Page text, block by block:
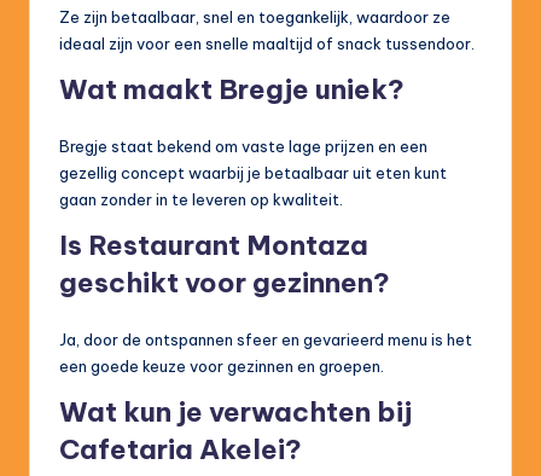
Ze zijn betaalbaar, snel en toegankelijk, waardoor ze
ideaal zijn voor een snelle maaltijd of snack tussendoor.
Wat maakt Bregje uniek?
Bregje staat bekend om vaste lage prijzen en een
gezellig concept waarbij je betaalbaar uit eten kunt
gaan zonder in te leveren op kwaliteit.
Is Restaurant Montaza
geschikt voor gezinnen?
Ja, door de ontspannen sfeer en gevarieerd menu is het
een goede keuze voor gezinnen en groepen.
Wat kun je verwachten bij
Cafetaria Akelei?